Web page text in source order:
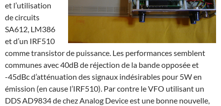
et l’utilisation
de circuits
SA612, LM386
et d’un IRF510
comme transistor de puissance. Les performances semblent
communes avec 40dB de réjection de la bande opposée et
-45dBc d’atténuation des signaux indésirables pour 5W en
émission (en cause l’IRF510). Par contre le VFO utilisant un
DDS AD9834 de chez Analog Device est une bonne nouvelle,